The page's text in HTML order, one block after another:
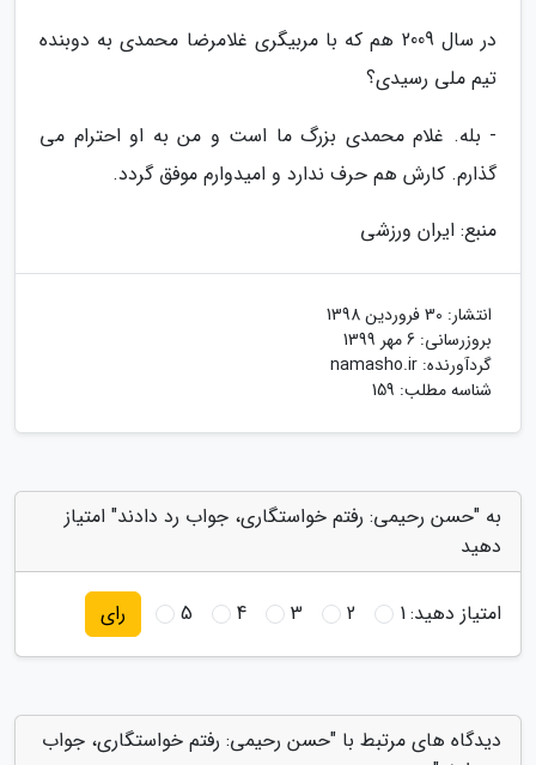
در سال 2009 هم که با مربیگری غلامرضا محمدی به دوبنده
تیم ملی رسیدی؟
- بله. غلام محمدی بزرگ ما است و من به او احترام می
گذارم. کارش هم حرف ندارد و امیدوارم موفق گردد.
منبع: ایران ورزشی
انتشار: 30 فروردین 1398
بروزرسانی: 6 مهر 1399
گردآورنده: namasho.ir
شناسه مطلب: 159
به "حسن رحیمی: رفتم خواستگاری، جواب رد دادند" امتیاز
دهید
امتیاز دهید:1
2
3
4
5 رای
دیدگاه های مرتبط با "حسن رحیمی: رفتم خواستگاری، جواب